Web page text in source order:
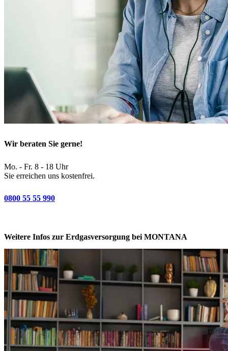
Wir beraten Sie gerne!
Mo. - Fr. 8 - 18 Uhr
Sie erreichen uns kostenfrei.
0800 55 55 990
Weitere Infos zur Erdgasversorgung bei MONTANA